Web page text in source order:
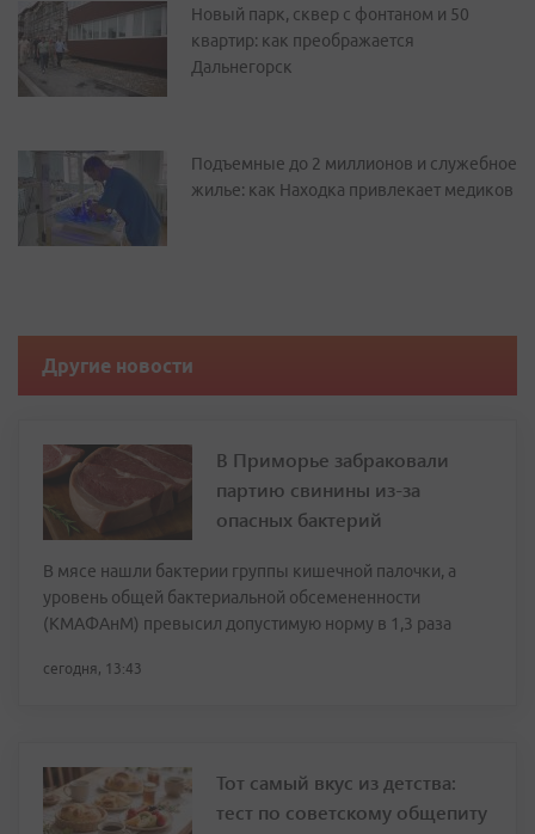
Новый парк, сквер с фонтаном и 50
квартир: как преображается
Дальнегорск
Подъемные до 2 миллионов и служебное
жилье: как Находка привлекает медиков
Другие новости
В Приморье забраковали
партию свинины из-за
опасных бактерий
В мясе нашли бактерии группы кишечной палочки, а
уровень общей бактериальной обсемененности
(КМАФАнМ) превысил допустимую норму в 1,3 раза
сегодня, 13:43
Тот самый вкус из детства:
тест по советскому общепиту